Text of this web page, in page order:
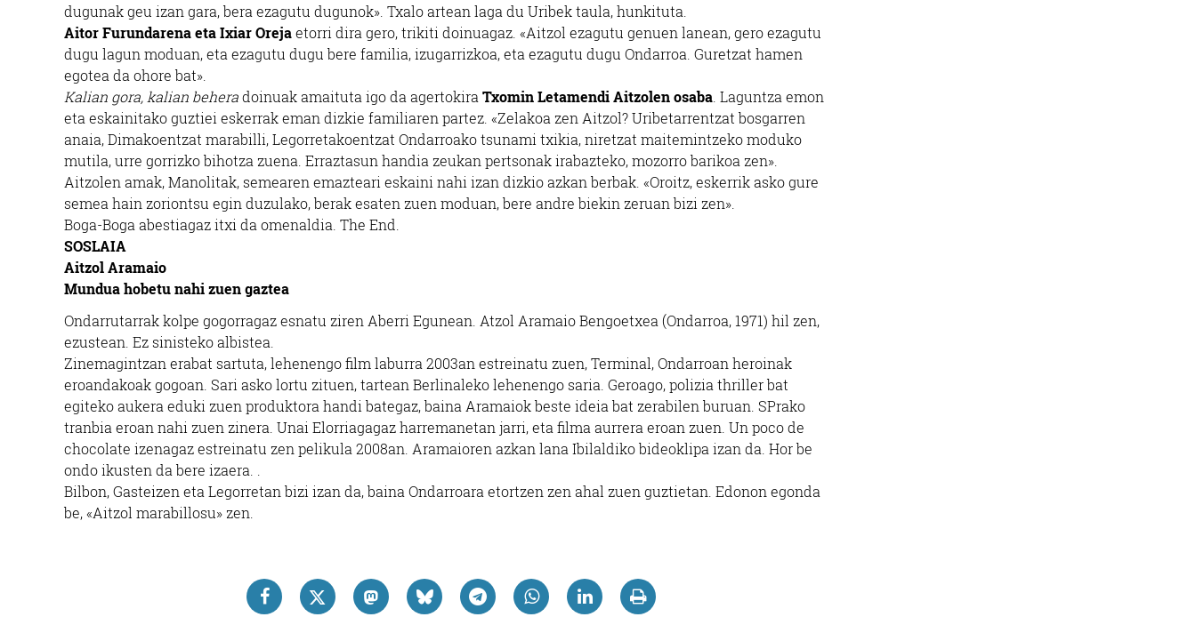
dugunak geu izan gara, bera ezagutu dugunok». Txalo artean laga du Uribek taula, hunkituta.
Aitor Furundarena eta Ixiar Orejaetorri dira gero, trikiti doinuagaz. «Aitzol ezagutu genuen lanean, gero ezagutu
dugu lagun moduan, eta ezagutu dugu bere familia, izugarrizkoa, eta ezagutu dugu Ondarroa. Guretzat hamen
egotea da ohore bat».
Kalian gora, kalian beheradoinuak amaituta igo da agertokira Txomin Letamendi Aitzolen osaba . Laguntza emon
eta eskainitako guztiei eskerrak eman dizkie familiaren partez. «Zelakoa zen Aitzol? Uribetarrentzat bosgarren
anaia, Dimakoentzat marabilli, Legorretakoentzat Ondarroako tsunami txikia, niretzat maitemintzeko moduko
mutila, urre gorrizko bihotza zuena. Erraztasun handia zeukan pertsonak irabazteko, mozorro barikoa zen».
Aitzolen amak, Manolitak, semearen emazteari eskaini nahi izan dizkio azkan berbak. «Oroitz, eskerrik asko gure
semea hain zoriontsu egin duzulako, berak esaten zuen moduan, bere andre biekin zeruan bizi zen».
Boga-Boga abestiagaz itxi da omenaldia. The End.
SOSLAIA
Aitzol Aramaio
Mundua hobetu nahi zuen gaztea
Ondarrutarrak kolpe gogorragaz esnatu ziren Aberri Egunean. Atzol Aramaio Bengoetxea (Ondarroa, 1971) hil zen,
ezustean. Ez sinisteko albistea.
Zinemagintzan erabat sartuta, lehenengo film laburra 2003an estreinatu zuen, Terminal, Ondarroan heroinak
eroandakoak gogoan. Sari asko lortu zituen, tartean Berlinaleko lehenengo saria. Geroago, polizia thriller bat
egiteko aukera eduki zuen produktora handi bategaz, baina Aramaiok beste ideia bat zerabilen buruan. SPrako
tranbia eroan nahi zuen zinera. Unai Elorriagagaz harremanetan jarri, eta filma aurrera eroan zuen. Un poco de
chocolate izenagaz estreinatu zen pelikula 2008an. Aramaioren azkan lana Ibilaldiko bideoklipa izan da. Hor be
ondo ikusten da bere izaera. .
Bilbon, Gasteizen eta Legorretan bizi izan da, baina Ondarroara etortzen zen ahal zuen guztietan. Edonon egonda
be, «Aitzol marabillosu» zen.